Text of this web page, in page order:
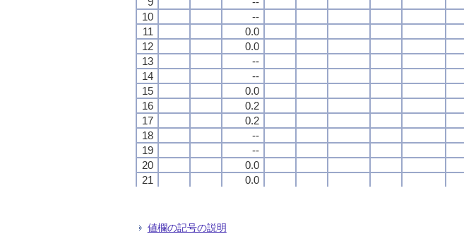
10
--
11
0.0
12
0.0
13
--
14
--
15
0.0
16
0.2
17
0.2
18
--
19
--
20
0.0
21
0.0
24
10
--
11
0.0
12
0.0
13
--
14
--
15
0.0
16
0.2
17
0.2
18
--
19
--
20
0.0
21
0.0
24
10
--
11
0.0
12
0.0
13
--
14
--
15
0.0
16
0.2
17
0.2
18
--
19
--
20
0.0
21
0.0
24
10
--
11
0.0
12
0.0
13
--
14
--
15
0.0
16
0.2
17
0.2
18
--
19
--
20
0.0
21
0.0
24
値欄の記号の説明